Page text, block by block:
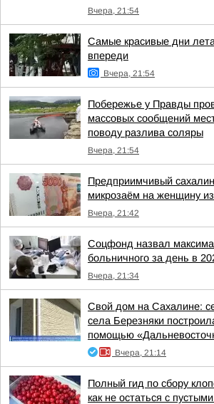
Вчера, 21:54
Самые красивые дни
впереди
Вчера, 21:54
Побережье у Правды
массовых сообщений
поводу разлива соляры
Вчера, 21:54
Предприимчивый
микрозаём на женщину
Вчера, 21:42
Соцфонд назвал
больничного за день в
Вчера, 21:34
Свой дом на Сахалине:
села Березняки
помощью
Вчера, 21:14
Полный гид по сбору
как не остаться с